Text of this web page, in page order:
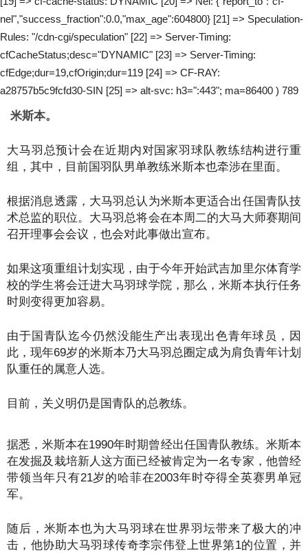
nel","success_fraction":0.0,"max_age":604800} [21] => Speculation-
Rules: "/cdn-cgi/speculation" [22] => Server-Timing:
cfCacheStatus;desc="DYNAMIC" [23] => Server-Timing:
cfEdge;dur=19,cfOrigin;dur=119 [24] => CF-RAY:
a28757b5c9fcfd30-SIN [25] => alt-svc: h3=":443"; ma=86400 ) 789
米斯本。
大马羽总预计会在近期内对国家羽球队教练结构进行重
组，其中，目前国羽队男单教练米斯本也牵涉在里面。
根据消息透露，大马羽总认为米斯本更适合出任国青队技
术总监的职位。大马羽总将会在本周二的大马大师赛期间
召开理事会会议，也会对此事做出宣布。
如果这项重组计划实现，由于今年开始武吉加里尔体育学
校的学生将会迁进大马羽球学院，那么，米斯本执行任务
时则变得更加容易。
由于国青队迄今仍然没能生产出表现出色青年球员，因
此，现年69岁的米斯本乃大马羽总圈定成为肩负青年计划
队重任的属意人选。
目前，关义明仍是国青队的总教练。
据悉，米斯本在1990年时期曾经出任国青队教练。米斯本
在发掘及栽培新人这方面已经被肯定为一名专家，他曾经
带领当年只有21岁的哈菲在2003年时夺得全英赛男单冠
军。
随后，米斯本也为大马羽球在世界羽坛带来了极大的冲
击，他协助大马羽球传奇李宗伟登上世界第1的位置，并